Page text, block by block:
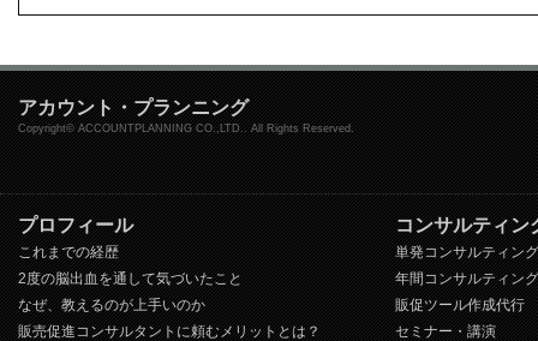
アカウント・プランニング
Copyright© ACCOUNTPLANNING CO.,LTD.. All Rights Reserved.
プロフィール
これまでの経歴
2度の脳出血を通して気づいたこと
なぜ、教えるのが上手いのか
販売促進コンサルタントに頼むメリットとは？
コンサルティン
単発コンサルティング
年間コンサルティング
販促ツール作成代行
セミナー・講演